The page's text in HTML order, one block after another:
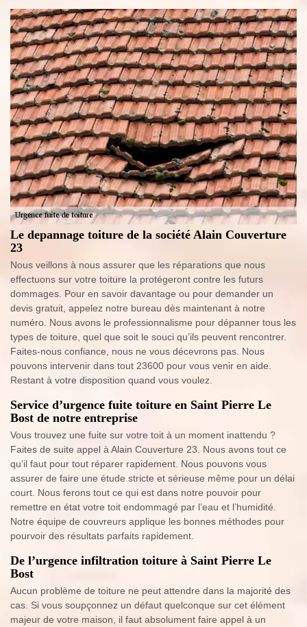
Le depannage toiture de la société Alain Couverture
23
Nous veillons à nous assurer que les réparations que nous
effectuons sur votre toiture la protégeront contre les futurs
dommages. Pour en savoir davantage ou pour demander un
devis gratuit, appelez notre bureau dès maintenant à notre
numéro. Nous avons le professionnalisme pour dépanner tous les
types de toiture, quel que soit le souci qu’ils peuvent rencontrer.
Faites-nous confiance, nous ne vous décevrons pas. Nous
pouvons intervenir dans tout 23600 pour vous venir en aide.
Restant à votre disposition quand vous voulez.
Service d’urgence fuite toiture en Saint Pierre Le
Bost de notre entreprise
Vous trouvez une fuite sur votre toit à un moment inattendu ?
Faites de suite appel à Alain Couverture 23. Nous avons tout ce
qu’il faut pour tout réparer rapidement. Nous pouvons vous
assurer de faire une étude stricte et sérieuse même pour un délai
court. Nous ferons tout ce qui est dans notre pouvoir pour
remettre en état votre toit endommagé par l’eau et l’humidité.
Notre équipe de couvreurs applique les bonnes méthodes pour
pourvoir des résultats parfaits rapidement.
De l’urgence infiltration toiture à Saint Pierre Le
Bost
Aucun problème de toiture ne peut attendre dans la majorité des
cas. Si vous soupçonnez un défaut quelconque sur cet élément
majeur de votre maison, il faut absolument faire appel à un